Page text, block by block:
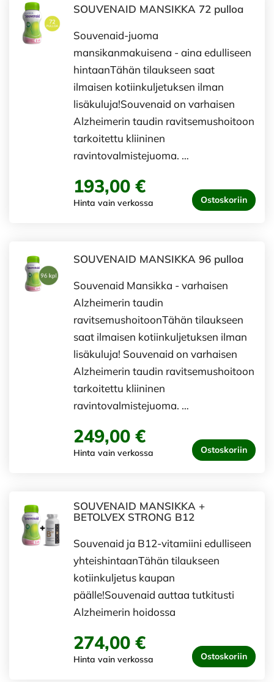
SOUVENAID MANSIKKA 72 pulloa
Souvenaid-juoma
mansikanmakuisena - aina edulliseen
hintaanTähän tilaukseen saat
ilmaisen kotiinkuljetuksen ilman
lisäkuluja!Souvenaid on varhaisen
Alzheimerin taudin ravitsemushoitoon
tarkoitettu kliininen
ravintovalmistejuoma. …
193,00 €
Hinta vain verkossa Ostoskoriin
SOUVENAID MANSIKKA 96 pulloa
Souvenaid Mansikka - varhaisen
Alzheimerin taudin
ravitsemushoitoonTähän tilaukseen
saat ilmaisen kotiinkuljetuksen ilman
lisäkuluja! Souvenaid on varhaisen
Alzheimerin taudin ravitsemushoitoon
tarkoitettu kliininen
ravintovalmistejuoma. …
249,00 €
Hinta vain verkossa Ostoskoriin
SOUVENAID MANSIKKA +
BETOLVEX STRONG B12
Souvenaid ja B12-vitamiini edulliseen
yhteishintaanTähän tilaukseen
kotiinkuljetus kaupan
päälle!Souvenaid auttaa tutkitusti
Alzheimerin hoidossa
274,00 €
Hinta vain verkossa Ostoskoriin